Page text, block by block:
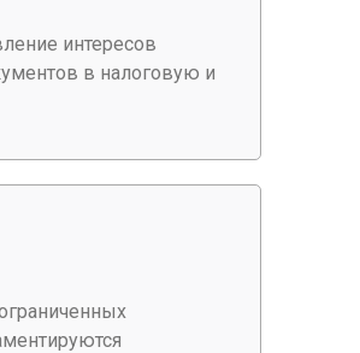
интересов
в налоговую и